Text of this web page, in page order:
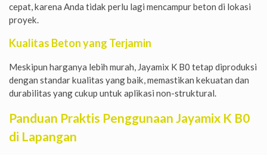
cepat, karena Anda tidak perlu lagi mencampur beton di lokasi
proyek.
Kualitas Beton yang Terjamin
Meskipun harganya lebih murah, Jayamix K B0 tetap diproduksi
dengan standar kualitas yang baik, memastikan kekuatan dan
durabilitas yang cukup untuk aplikasi non-struktural.
Panduan Praktis Penggunaan Jayamix K B0
di Lapangan